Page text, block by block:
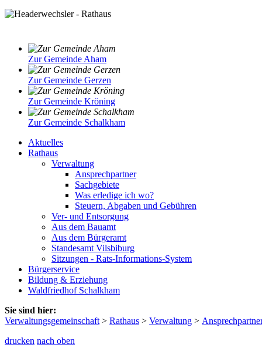
Zur Gemeinde Aham
Zur Gemeinde Gerzen
Zur Gemeinde Kröning
Zur Gemeinde Schalkham
Aktuelles
Rathaus
Verwaltung
Ansprechpartner
Sachgebiete
Was erledige ich wo?
Steuern, Abgaben und Gebühren
Ver- und Entsorgung
Aus dem Bauamt
Aus dem Bürgeramt
Standesamt Vilsbiburg
Sitzungen - Rats-Informations-System
Bürgerservice
Bildung & Erziehung
Waldfriedhof Schalkham
Sie sind hier:
Verwaltungsgemeinschaft > Rathaus > Verwaltung >
drucken nach oben